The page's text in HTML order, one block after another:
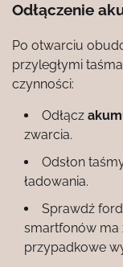
Odłączenie
Po otwarciu
przyległymi
czynności:
Odłącz
zwarcia.
Odsłon
ładowania.
Sprawdź
smartfonów ma
przypadkowe